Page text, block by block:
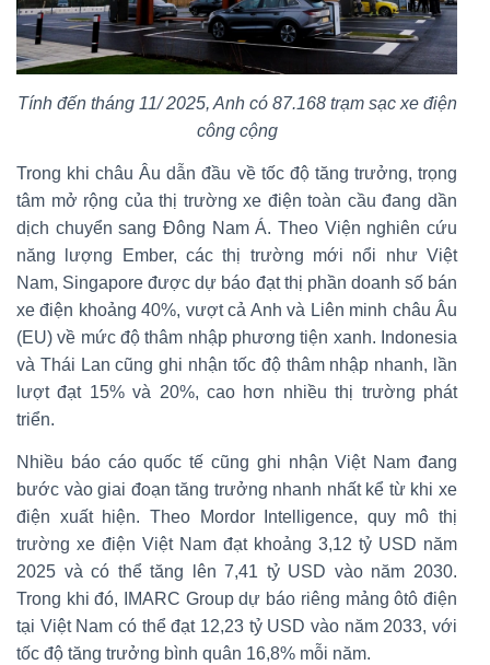
Tính đến tháng 11/ 2025, Anh có 87.168 trạm sạc xe điện
công cộng
Trong khi châu Âu dẫn đầu về tốc độ tăng trưởng, trọng
tâm mở rộng của thị trường xe điện toàn cầu đang dần
dịch chuyển sang Đông Nam Á. Theo Viện nghiên cứu
năng lượng Ember, các thị trường mới nổi như Việt
Nam, Singapore được dự báo đạt thị phần doanh số bán
xe điện khoảng 40%, vượt cả Anh và Liên minh châu Âu
(EU) về mức độ thâm nhập phương tiện xanh. Indonesia
và Thái Lan cũng ghi nhận tốc độ thâm nhập nhanh, lần
lượt đạt 15% và 20%, cao hơn nhiều thị trường phát
triển.
Nhiều báo cáo quốc tế cũng ghi nhận Việt Nam đang
bước vào giai đoạn tăng trưởng nhanh nhất kể từ khi xe
điện xuất hiện. Theo Mordor Intelligence, quy mô thị
trường xe điện Việt Nam đạt khoảng 3,12 tỷ USD năm
2025 và có thể tăng lên 7,41 tỷ USD vào năm 2030.
Trong khi đó, IMARC Group dự báo riêng mảng ôtô điện
tại Việt Nam có thể đạt 12,23 tỷ USD vào năm 2033, với
tốc độ tăng trưởng bình quân 16,8% mỗi năm.